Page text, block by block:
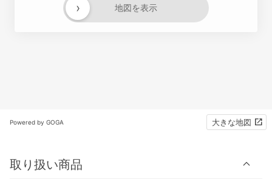
地図を表示
›
Powered by GOGA 大きな地図
取り扱い商品